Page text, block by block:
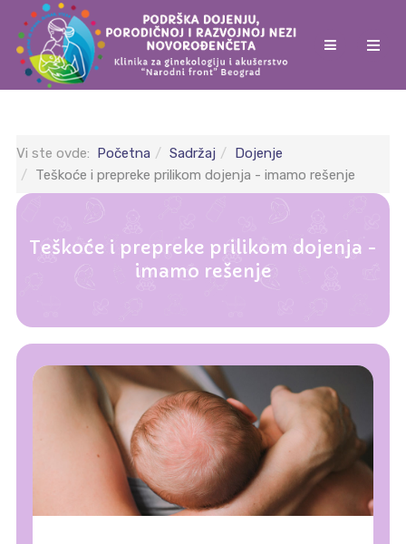
Vi ste ovde: Početna Sadržaj
Dojenje
Teškoće i prepreke prilikom dojenja - imamo rešenje
Teškoće i prepreke prilikom dojenja -
imamo rešenje